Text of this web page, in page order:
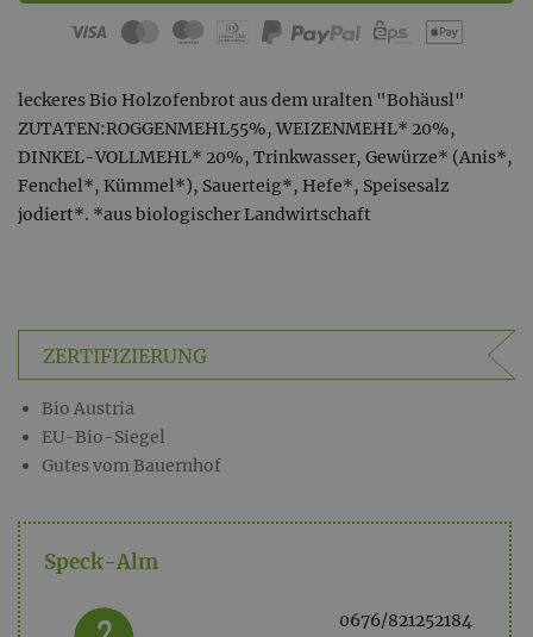
leckeres Bio Holzofenbrot aus dem uralten "Bohäusl"
ZUTATEN:ROGGENMEHL55%, WEIZENMEHL* 20%,
DINKEL-VOLLMEHL* 20%, Trinkwasser, Gewürze* (Anis*,
Fenchel*, Kümmel*), Sauerteig*, Hefe*, Speisesalz
jodiert*. *aus biologischer Landwirtschaft
ZERTIFIZIERUNG
Bio Austria
EU-Bio-Siegel
Gutes vom Bauernhof
Speck-Alm
0676/821252184